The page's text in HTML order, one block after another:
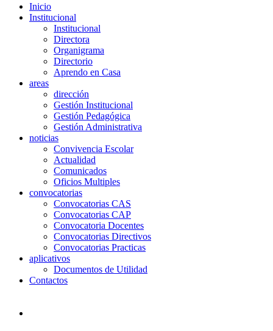
Inicio
Institucional
Institucional
Directora
Organigrama
Directorio
Aprendo en Casa
areas
dirección
Gestión Institucional
Gestión Pedagógica
Gestión Administrativa
noticias
Convivencia Escolar
Actualidad
Comunicados
Oficios Multiples
convocatorias
Convocatorias CAS
Convocatorias CAP
Convocatoria Docentes
Convocatorias Directivos
Convocatorias Practicas
aplicativos
Documentos de Utilidad
Contactos